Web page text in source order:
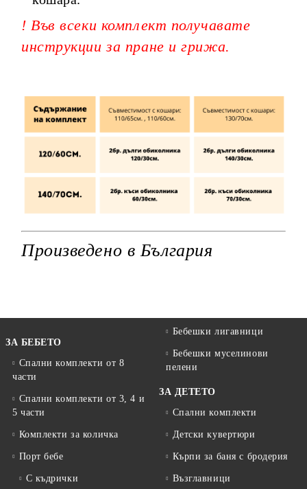
! Във всеки комплект получавате
инструкции за пране и грижа.
Произведено в България
ЗА БЕБЕТО
Спални комплекти от 8
части
Спални комплекти от 3, 4 и
5 части
Комплекти за количка
Порт бебе
С къдрички
Бебешки лигавници
Бебешки муселинови
пелени
ЗА ДЕТЕТО
Спални комплекти
Детски кувертюри
Кърпи за баня с бродерия
Възглавници